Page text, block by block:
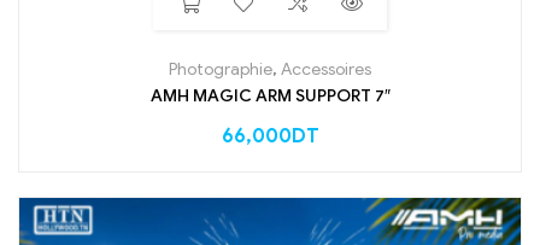
Photographie, Accessoires
AMH MAGIC ARM SUPPORT 7″
66,000DT